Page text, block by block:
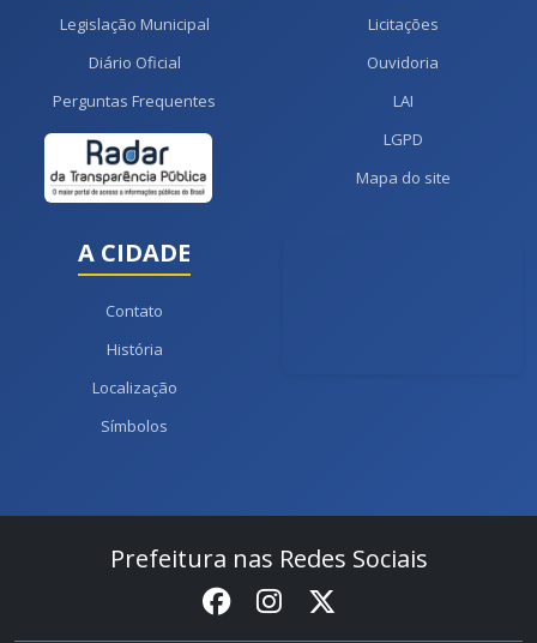
Legislação Municipal
Diário Oficial
Perguntas Frequentes
Licitações
Ouvidoria
LAI
LGPD
Mapa do site
A CIDADE
Contato
História
Localização
Símbolos
Prefeitura nas Redes Sociais